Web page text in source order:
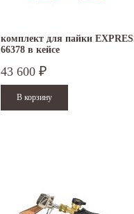
комплект для пайки
66378 в кейсе
43 600 ₽